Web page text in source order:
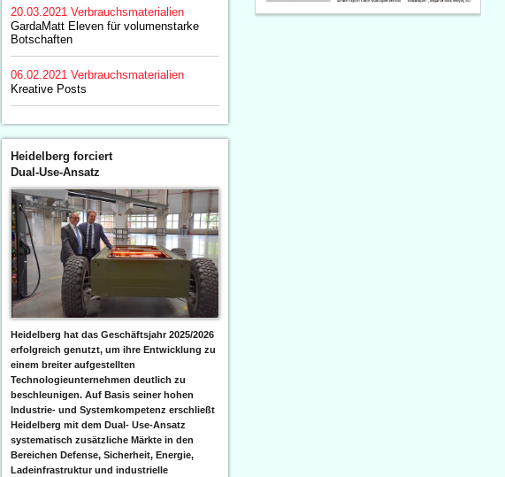
20.03.2021 Verbrauchsmaterialien
GardaMatt Eleven für volumenstarke
Botschaften
06.02.2021 Verbrauchsmaterialien
Kreative Posts
Heidelberg forciert
Dual-Use-Ansatz
Heidelberg hat das Geschäftsjahr 2025/2026
erfolgreich genutzt, um ihre Entwicklung zu
einem breiter aufgestellten
Technologieunternehmen deutlich zu
beschleunigen. Auf Basis seiner hohen
Industrie- und Systemkompetenz erschließt
Heidelberg mit dem Dual- Use-Ansatz
systematisch zusätzliche Märkte in den
Bereichen Defense, Sicherheit, Energie,
Ladeinfrastruktur und industrielle